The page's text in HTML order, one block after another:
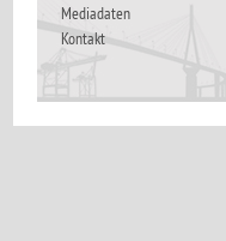
Mediadaten
Kontakt